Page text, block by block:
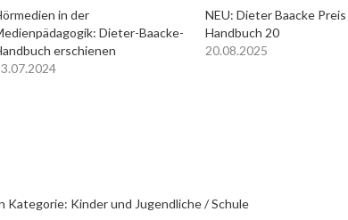
in der
Dieter-Baacke-
erschienen
NEU: Dieter Baacke Preis
Handbuch 20
20.08.2025
Kategorie: Kinder und Jugendliche / Schule